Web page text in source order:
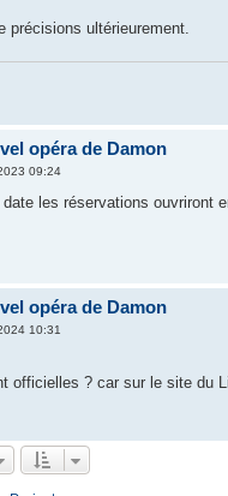
précisions ultérieurement.
opéra de Damon
09:24
les réservations ouvriront
opéra de Damon
10:31
officielles ? car sur le site du